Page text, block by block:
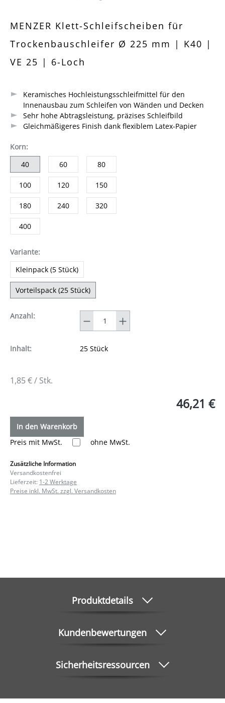
MENZER Klett-Schleifscheiben für
Trockenbauschleifer Ø 225 mm | K40 |
VE 25 | 6-Loch
Keramisches Hochleistungsschleifmittel für den
Innenausbau zum Schleifen von Wänden und Decken
Sehr hohe Abtragsleistung, präzises Schleifbild
Gleichmäßigeres Finish dank flexiblem Latex-Papier
Kornauswählen
:
40
60 80
100 120 150
180 240 320
400
Varianteauswählen
:
Kleinpack (5 Stück)
Vorteilspack (25 Stück)
Anzahl:
Inhalt: 25 Stück
1,85 € / Stk.
46,21 €
In den Warenkorb
Preis mit MwSt.
ohne MwSt.
Zusätzliche Information
Versandkostenfrei
Lieferzeit: 1-2 Werktage
Preise inkl. MwSt. zzgl. Versandkosten
Produktdetails
Kundenbewertungen
Sicherheitsressourcen